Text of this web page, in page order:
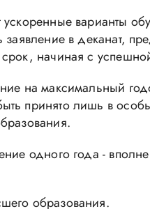
варианты
в деканат,
начиная с
на максимальный
принято лишь в
одного года -
образования.